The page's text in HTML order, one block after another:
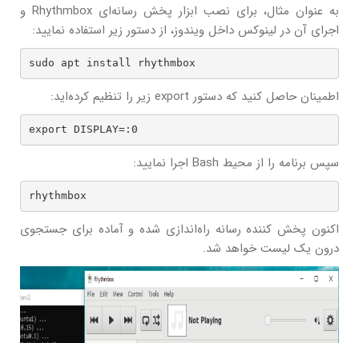
به عنوان مثال، برای نصب ابزار پخش رسانه‌ای Rhythmbox و
اجرای آن در لینوکس داخل ویندوز، از دستور زیر استفاده نمایید:
sudo apt install rhythmbox
اطمینان حاصل کنید که دستور export زیر را تنظیم کرده‌اید:
export DISPLAY=:0
سپس برنامه را از محیط Bash اجرا نمایید:
rhythmbox
اکنون پخش کننده رسانه راه‌اندازی شده و آماده برای جستجوی
درون یک لیست خواهد شد.